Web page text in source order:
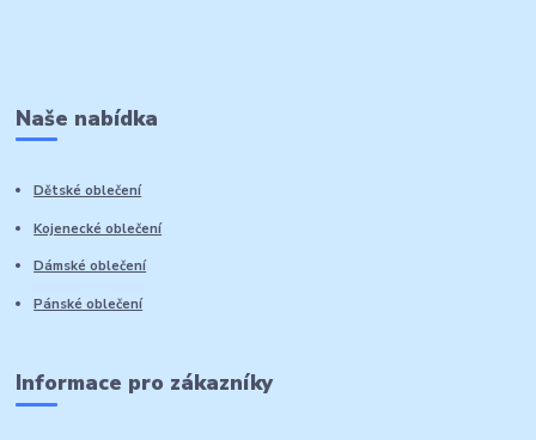
Naše nabídka
Dětské oblečení
Kojenecké oblečení
Dámské oblečení
Pánské oblečení
Informace pro zákazníky